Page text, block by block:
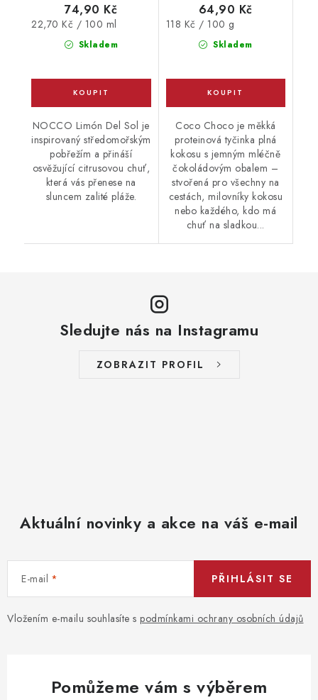
Skladem
74,90 Kč
Měrná
22,70 Kč / 100 ml
NOCCO Limón Del Sol je
inspirovaný středomořským
pobřežím a přináší
osvěžující citrusovou chuť,
která vás přenese na
sluncem zalité pláže.
Skladem
64,90 Kč
Měrná
118 Kč / 100 g
Coco Choco je měkká
proteinová tyčinka plná
kokosu s jemným mléčně
čokoládovým obalem –
stvořená pro všechny na
cestách, milovníky kokosu
nebo každého, kdo má
chuť na sladkou...
Sledujte nás na Instagramu
ZOBRAZIT PROFIL
Aktuální novinky a akce na váš e-mail
E-mail
Vložením e-mailu souhlasíte s podmínkami ochrany osobních údajů
PŘIHLÁSIT SE
Pomůžeme vám s výběrem